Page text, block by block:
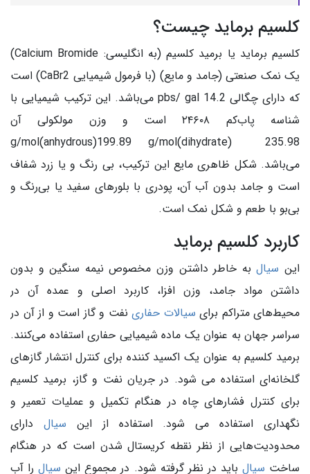
کلسیم برماید چیست؟
کلسیم برماید یا برمید کلسیم (به انگلیسی: Calcium Bromide)
یک نمک صنعتی (جامد و مایع) (با فرمول شیمیایی CaBr2) است
که دارای چگالی 14.2 pbs/ gal می‌باشد. این ترکیب شیمیایی با
شناسه پاب‌کم ۲۴۶۰۸ است و وزن مولکولی آن
g/mol(anhydrous)199.89 g/mol(dihydrate) 235.98
می‌باشد. شکل ظاهری مایع این ترکیب، بی رنگ و یا زرد شفاف
است و جامد بدون آب آن، پودری با بلورهای سفید یا بی‌رنگ و
بی‌بو با طعم و شکل نمک است.
کاربرد کلسیم برماید
این سیالبه خاطر داشتن وزن مخصوص نیمه سنگین و بدون
داشتن مواد جامد، وزن افزا، کاربرد اصلی و عمده‌ آن در
محيط‌های متراکم برای سیالات حفاری نفت و گاز است و از آن در
سراسر جهان به عنوان یک ماده شیمیایی حفاری استفاده می‌کنند.
برمید کلسیم به عنوان یک اکسید کننده برای کنترل انتشار گازهای
گلخانه‌ای استفاده می شود. در جریان نفت و گاز، برمید کلسیم
برای کنترل فشارهای چاه در هنگام تکمیل و عملیات تعمیر و
نگهداری استفاده می شود. استفاده از این سیال دارای
محدودیت‌هایی از نظر نقطه کریستال شدن است که در هنگام
ساخت سیال باید در نظر گرفته شود. در مجموع این سیالرا آب